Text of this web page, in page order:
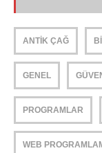
ANTIK ÇAĞ
GENEL
PROGRAMLAR
WEB